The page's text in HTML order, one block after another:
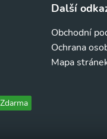
Zdarma
Další
Obchodní
Ochrana
Mapa